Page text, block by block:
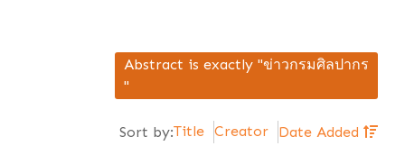
Abstract is exactly "ข่าวกรมศิลปากร
"
Sort by:Title Creator Date Added